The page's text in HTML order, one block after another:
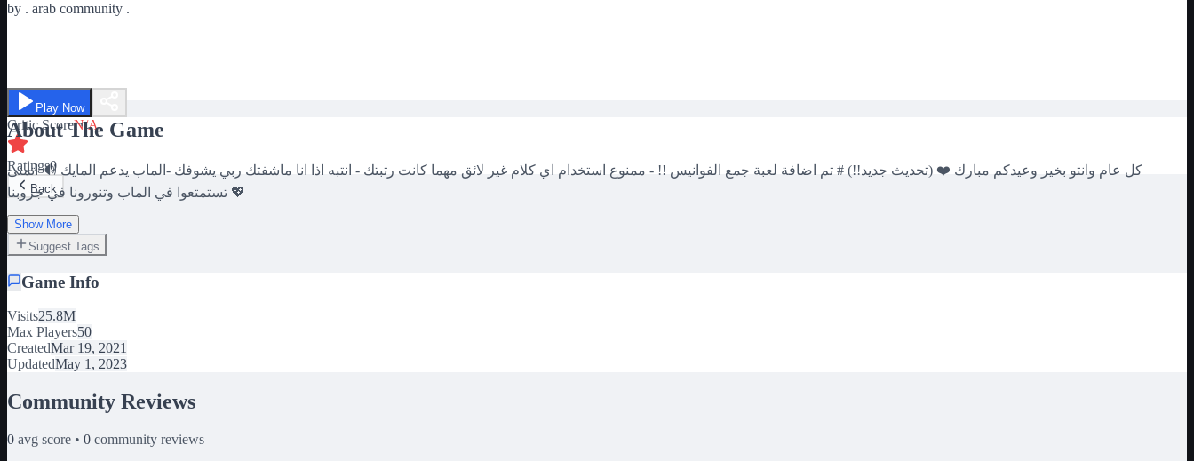
by . arab community .
Play Now
Critic ScoreN/A
Ratings0
Back
About The Game
كل عام وانتو بخير وعيدكم مبارك ❤️ (تحديث جديد!!) # تم اضافة لعبة جمع الفوانيس !! - ممنوع استخدام اي كلام غير لائق مهما كانت رتبتك - انتبه اذا انا ماشفتك ربي يشوفك -الماب يدعم المايك 🔊 اتمنى
تستمتعوا في الماب وتنورونا في جروبنا 💖
Show More
Suggest Tags
Game Info
Visits25.8M
Max Players50
CreatedMar 19, 2021
UpdatedMay 1, 2023
Community Reviews
0 avg score • 0 community reviews